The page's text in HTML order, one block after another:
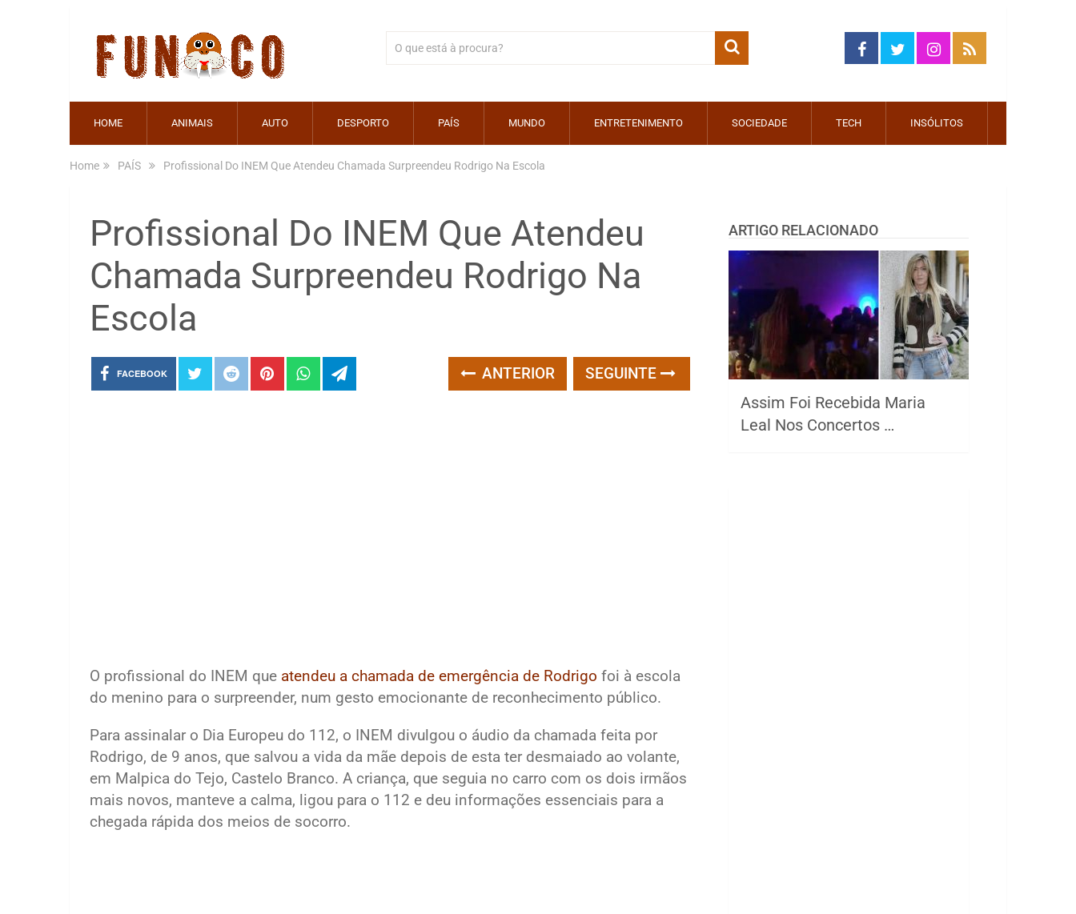
HOME ANIMAIS AUTO DESPORTO PAÍS MUNDO ENTRETENIMENTO SOCIEDADE TECH INSÓLITOS
Home PAÍS Profissional Do INEM Que Atendeu Chamada Surpreendeu Rodrigo Na Escola
Profissional Do INEM Que Atendeu
Chamada Surpreendeu Rodrigo Na
Escola
FACEBOOK ANTERIOR SEGUINTE
O profissional do INEM que atendeu a chamada de emergência de Rodrigo foi à escola
do menino para o surpreender, num gesto emocionante de reconhecimento público.
Para assinalar o Dia Europeu do 112, o INEM divulgou o áudio da chamada feita por
Rodrigo, de 9 anos, que salvou a vida da mãe depois de esta ter desmaiado ao volante,
em Malpica do Tejo, Castelo Branco. A criança, que seguia no carro com os dois irmãos
mais novos, manteve a calma, ligou para o 112 e deu informações essenciais para a
chegada rápida dos meios de socorro.
ARTIGO RELACIONADO
Assim Foi Recebida Maria
Leal Nos Concertos …